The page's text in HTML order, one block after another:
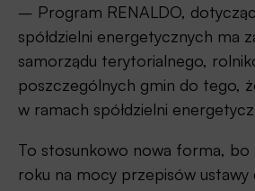
– Program RENALDO,
spółdzielni energetycznych ma
samorządu terytorialnego,
poszczególnych gmin do tego,
w ramach spółdzielni
To stosunkowo nowa forma, bo
roku na mocy przepisów ustawy